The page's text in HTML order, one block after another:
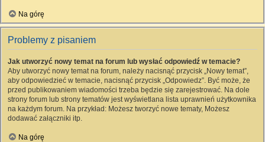
Na górę
Problemy z pisaniem
Jak utworzyć nowy temat na forum lub wysłać odpowiedź w temacie?
Aby utworzyć nowy temat na forum, należy nacisnąć przycisk „Nowy temat”,
aby odpowiedzieć w temacie, nacisnąć przycisk „Odpowiedz”. Być może, że
przed publikowaniem wiadomości trzeba będzie się zarejestrować. Na dole
strony forum lub strony tematów jest wyświetlana lista uprawnień użytkownika
na każdym forum. Na przykład: Możesz tworzyć nowe tematy, Możesz
dodawać załączniki itp.
Na górę